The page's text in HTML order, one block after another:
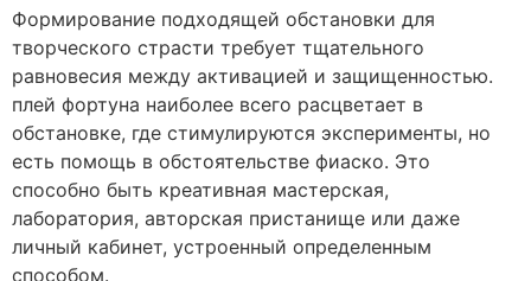
Формирование подходящей обстановки для
творческого страсти требует тщательного
равновесия между активацией и защищенностью.
плей фортуна наиболее всего расцветает в
обстановке, где стимулируются эксперименты, но
есть помощь в обстоятельстве фиаско. Это
способно быть креативная мастерская,
лаборатория, авторская пристанище или даже
личный кабинет, устроенный определенным
способом.